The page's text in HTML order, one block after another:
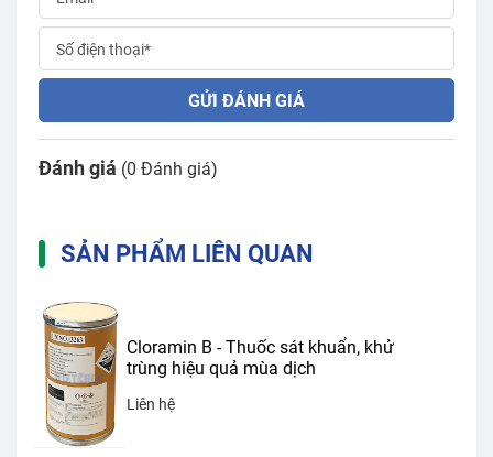
GỬI ĐÁNH GIÁ
Đánh giá (0 Đánh giá)
SẢN PHẨM LIÊN QUAN
Cloramin B - Thuốc sát khuẩn, khử
trùng hiệu quả mùa dịch
Liên hệ